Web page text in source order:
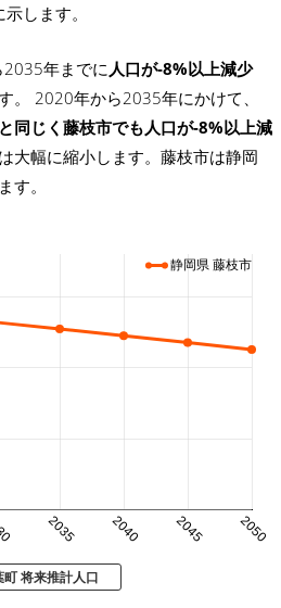
します。
年までに 人口が-8%以上減少
。 2020年から2035年にかけて、
同じく藤枝市でも人口が-8%以上減
大幅に縮小します。藤枝市は静岡
す。
2035 2040 2045 2050
静岡県 藤枝市
町 将来推計人口